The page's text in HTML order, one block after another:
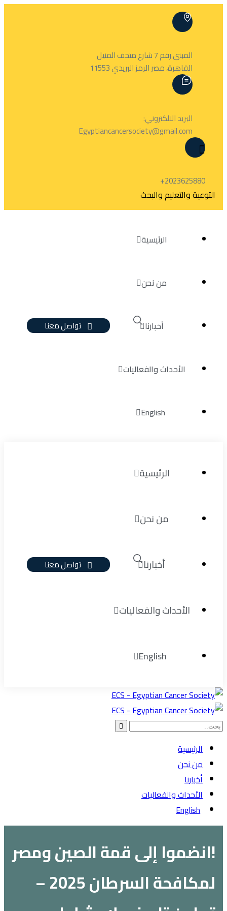
المبنى رقم 7 شارع متحف المنيل
القاهرة، مصر الرمز البريدي 11553
البريد الالكتروني:
Egyptiancancersociety@gmail.com
2023625880+
التوعية والتعليم والبحث
الرئيسية
من نحن
أخبارنا
الأحداث والفعاليات
English
تواصل معنا
الرئيسية
من نحن
أخبارنا
الأحداث والفعاليات
English
تواصل معنا
الرئيسية
من نحن
أخبارنا
الأحداث والفعاليات
English
!انضموا إلى قمة الصين ومصر
لمكافحة السرطان 2025 –